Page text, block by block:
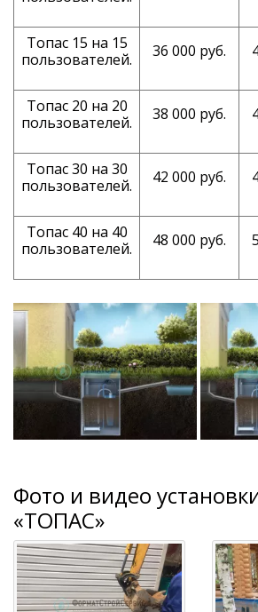
Топас 15 на 15
пользователей.
36 000 руб.
Топас 20 на 20
пользователей.
38 000 руб.
Топас 30 на 30
пользователей.
42 000 руб.
Топас 40 на 40
пользователей.
48 000 руб.
Фото и видео
«ТОПАС»